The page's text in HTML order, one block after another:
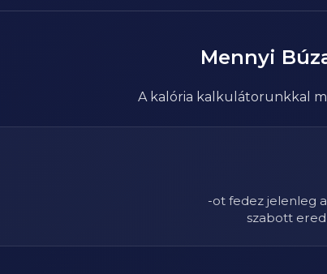
Mennyi
A kalória kalkulátorunkkal
-ot fedez jelenleg
szabott